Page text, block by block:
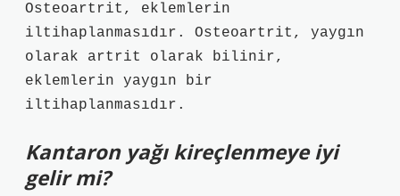
Osteoartrit, eklemlerin
iltihaplanmasıdır. Osteoartrit, yaygın
olarak artrit olarak bilinir,
eklemlerin yaygın bir
iltihaplanmasıdır.
Kantaron yağı kireçlenmeye iyi
gelir mi?